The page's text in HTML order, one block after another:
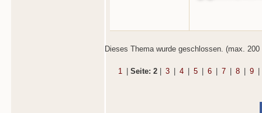
Dieses Thema wurde geschlossen. (max. 200
1 Seite: 2 3 4 5 6 7 8 9